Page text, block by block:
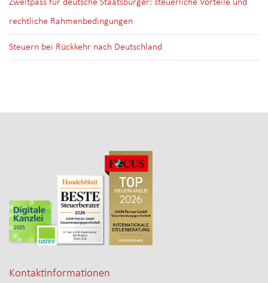
Zweitpass für deutsche Staatsbürger: steuerliche Vorteile und
rechtliche Rahmenbedingungen
Steuern bei Rückkehr nach Deutschland
Kontaktinformationen